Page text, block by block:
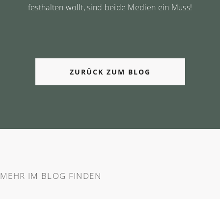
festhalten wollt, sind beide Medien ein Muss!
ZURÜCK ZUM BLOG
MEHR IM BLOG FINDEN